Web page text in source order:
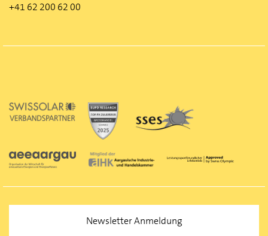
+41 62 200 62 00
Newsletter Anmeldung